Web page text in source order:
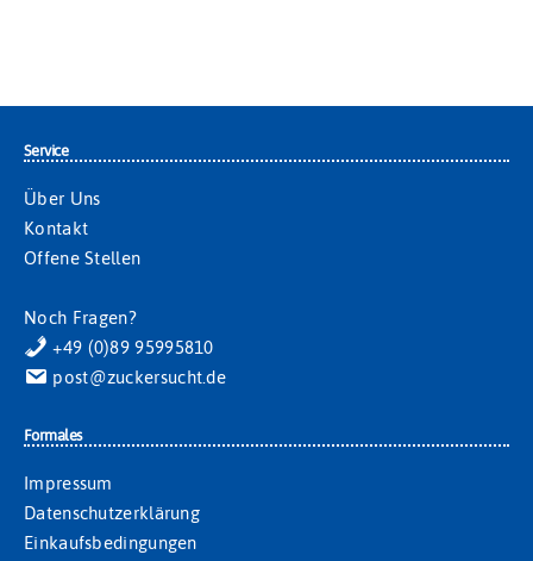
Service
Über Uns
Kontakt
Offene Stellen
Noch Fragen?
+49 (0)89 95995810
post@zuckersucht.de
Formales
Impressum
Datenschutzerklärung
Einkaufsbedingungen